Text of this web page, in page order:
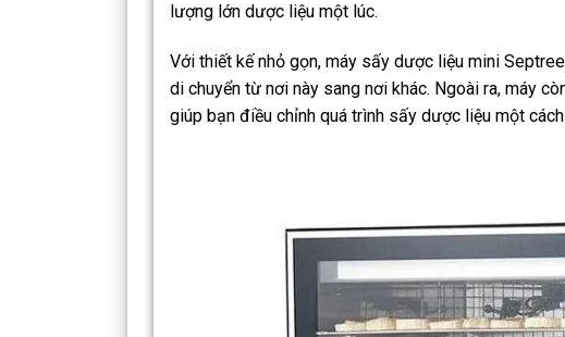
lượng lớn dược liệu một lúc.
Với thiết kế nhỏ gọn, máy sấy dược liệu mini
di chuyển từ nơi này sang nơi khác. Ngoài ra, máy
giúp bạn điều chỉnh quá trình sấy dược liệu một